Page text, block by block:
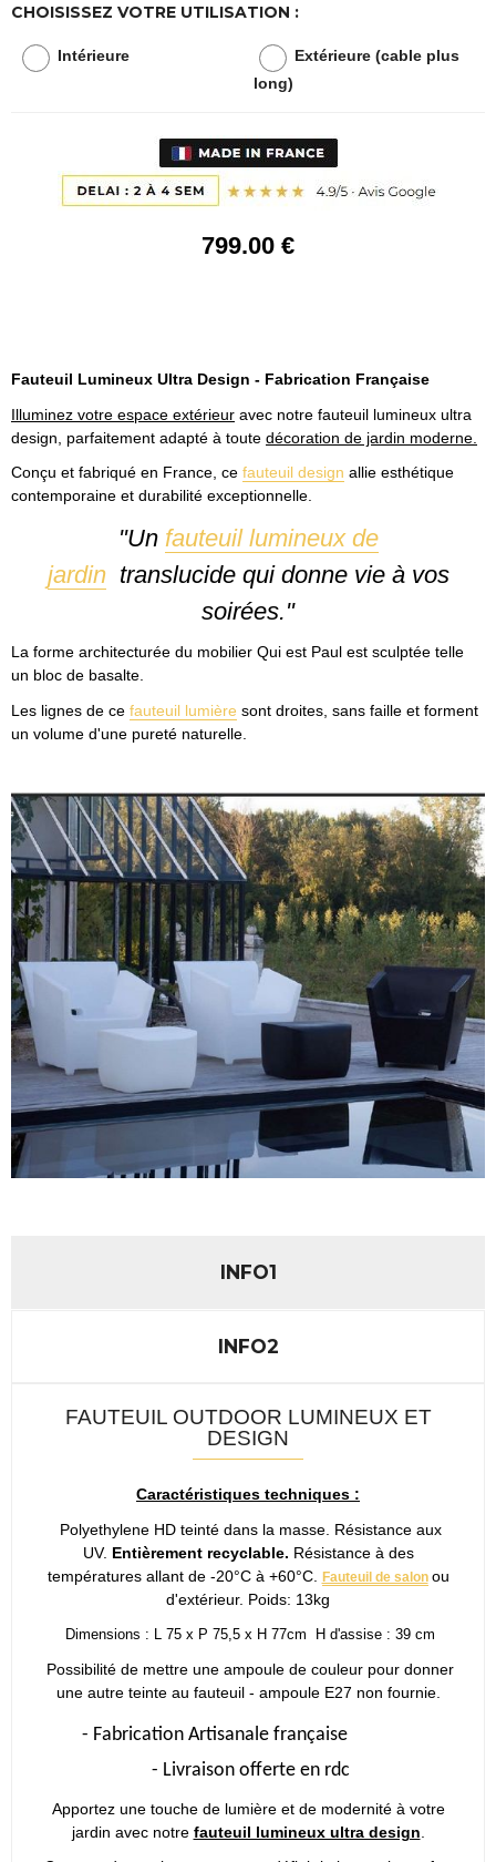
CHOISISSEZ VOTRE UTILISATION :
Intérieure
Extérieure (cable plus
long)
799.00 €
Fauteuil Lumineux Ultra Design - Fabrication Française
Illuminez votre espace extérieur avec notre fauteuil lumineux ultra
design, parfaitement adapté à toute décoration de jardin moderne.
Conçu et fabriqué en France, ce fauteuil design allie esthétique
contemporaine et durabilité exceptionnelle.
"Un fauteuil lumineux de
jardintranslucide qui donne vie à vos
soirées."
La forme architecturée du mobilier Qui est Paul est sculptée telle
un bloc de basalte.
Les lignes de ce fauteuil lumière sont droites, sans faille et forment
un volume d'une pureté naturelle.
INFO1
INFO2
FAUTEUIL OUTDOOR LUMINEUX ET
DESIGN
Caractéristiques techniques :
Polyethylene HD teinté dans la masse. Résistance aux
UV. Entièrement recyclable. Résistance à des
températures allant de -20°C à +60°C.
Fauteuil de salon ou
d'extérieur. Poids: 13kg
Dimensions : L 75 x P 75,5 x H 77cm H d'assise : 39 cm
Possibilité de mettre une ampoule de couleur pour donner
une autre teinte au fauteuil - ampoule E27 non fournie.
- Fabrication Artisanale française
- Livraison offerte en rdc
Apportez une touche de lumière et de modernité à votre
jardin avec notre fauteuil lumineux ultra design